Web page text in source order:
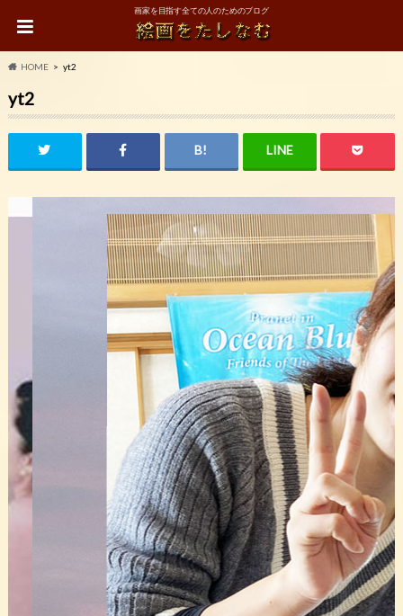
画家を目指す全ての人のためのブログ
HOME yt2
yt2